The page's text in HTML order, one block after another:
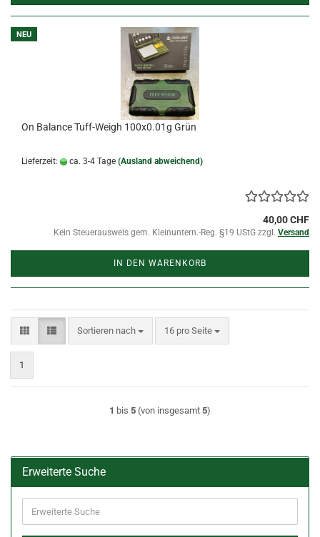
NEU
On Balance Tuff-Weigh 100x0.01g Grün
Lieferzeit: ca. 3-4 Tage (Ausland abweichend)
40,00 CHF
Kein Steuerausweis gem. Kleinuntern.-Reg. §19 UStG zzgl. Versand
IN DEN WARENKORB
Sortieren nach
Sortieren nach 16 pro Seite
pro Seite
1
1 bis 5 (von insgesamt 5)
Erweiterte Suche
Suche